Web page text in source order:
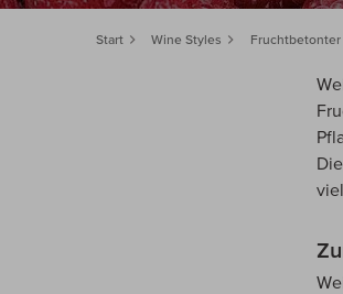
Start Wine Styles Fruchtbetonter